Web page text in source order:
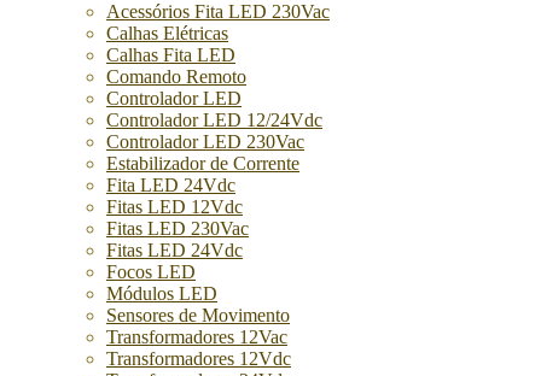
Acessórios Fita LED 230Vac
Calhas Elétricas
Calhas Fita LED
Comando Remoto
Controlador LED
Controlador LED 12/24Vdc
Controlador LED 230Vac
Estabilizador de Corrente
Fita LED 24Vdc
Fitas LED 12Vdc
Fitas LED 230Vac
Fitas LED 24Vdc
Focos LED
Módulos LED
Sensores de Movimento
Transformadores 12Vac
Transformadores 12Vdc